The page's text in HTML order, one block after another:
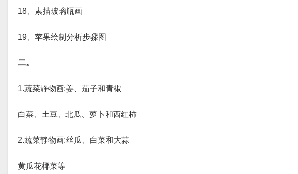
18、素描玻璃瓶画
19、苹果绘制分析步骤图
二。
1.蔬菜静物画:姜、茄子和青椒
白菜、土豆、北瓜、萝卜和西红柿
2.蔬菜静物画:丝瓜、白菜和大蒜
黄瓜花椰菜等